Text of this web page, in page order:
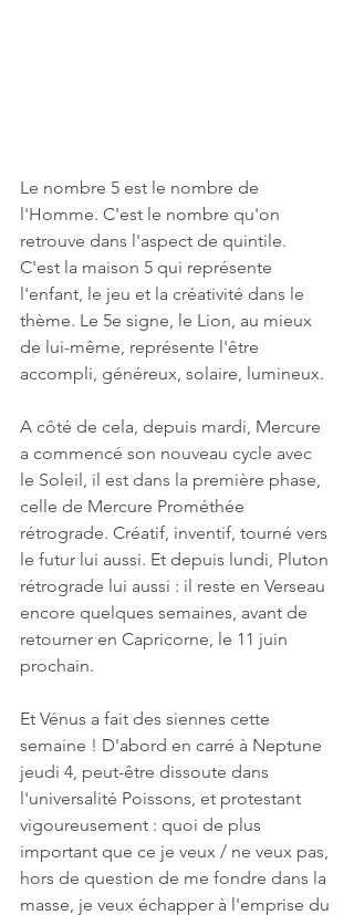
Le nombre 5 est le nombre de
l'Homme. C'est le nombre qu'on
retrouve dans l'aspect de quintile.
C'est la maison 5 qui représente
l'enfant, le jeu et la créativité dans le
thème. Le 5e signe, le Lion, au mieux
de lui-même, représente l'être
accompli, généreux, solaire, lumineux.
A côté de cela, depuis mardi, Mercure
a commencé son nouveau cycle avec
le Soleil, il est dans la première phase,
celle de Mercure Prométhée
rétrograde. Créatif, inventif, tourné vers
le futur lui aussi. Et depuis lundi, Pluton
rétrograde lui aussi : il reste en Verseau
encore quelques semaines, avant de
retourner en Capricorne, le 11 juin
prochain.
Et Vénus a fait des siennes cette
semaine ! D'abord en carré à Neptune
jeudi 4, peut-être dissoute dans
l'universalité Poissons, et protestant
vigoureusement : quoi de plus
important que ce je veux / ne veux pas,
hors de question de me fondre dans la
masse, je veux échapper à l'emprise du